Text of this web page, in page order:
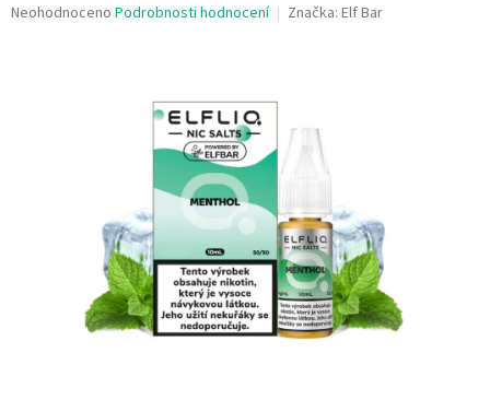
Průměrné
Neohodnoceno Podrobnosti hodnocení Značka: Elf Bar